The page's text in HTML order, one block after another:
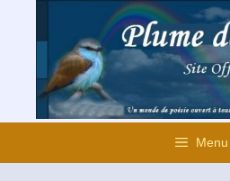
contenu
Menu